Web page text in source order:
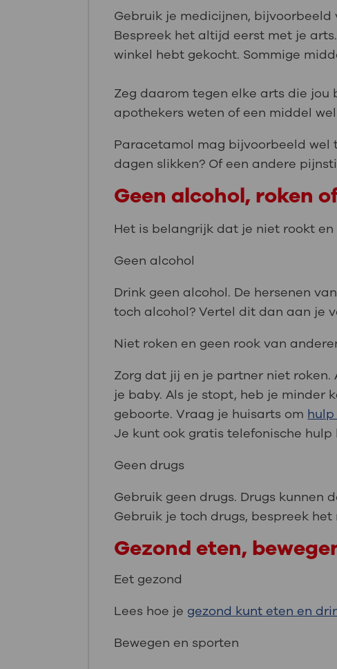
Gebruik je medicijnen,
Bespreek het altijd eerst met je
winkel hebt gekocht. Sommige
Zeg daarom tegen elke arts die jou
apothekers weten of een middel
Paracetamol mag bijvoorbeeld wel
dagen slikken? Of een andere
Geen alcohol, roken
Het is belangrijk dat je niet rookt
Geen alcohol
Drink geen alcohol. De hersenen
toch alcohol? Vertel dit dan aan je
Niet roken en geen rook van
Zorg dat jij en je partner niet
je baby. Als je stopt, heb je minder
geboorte. Vraag je huisarts om
Je kunt ook gratis telefonische
Geen drugs
Gebruik geen drugs. Drugs kunnen
Gebruik je toch drugs, bespreek
Gezond eten,
Eet gezond
Lees hoe je gezond kunt eten en
Bewegen en sporten